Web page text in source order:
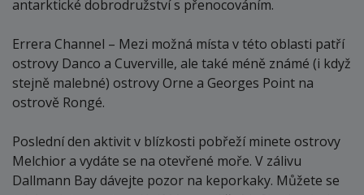
antarktické dobrodružství s přenocováním.
Errera Channel – Mezi možná místa v této oblasti patří
ostrovy Danco a Cuverville, ale také méně známé (i když
stejně malebné) ostrovy Orne a Georges Point na
ostrově Rongé.
Poslední den aktivit v blízkosti pobřeží minete ostrovy
Melchior a vydáte se na otevřené moře. V zálivu
Dallmann Bay dávejte pozor na keporkaky. Můžete se